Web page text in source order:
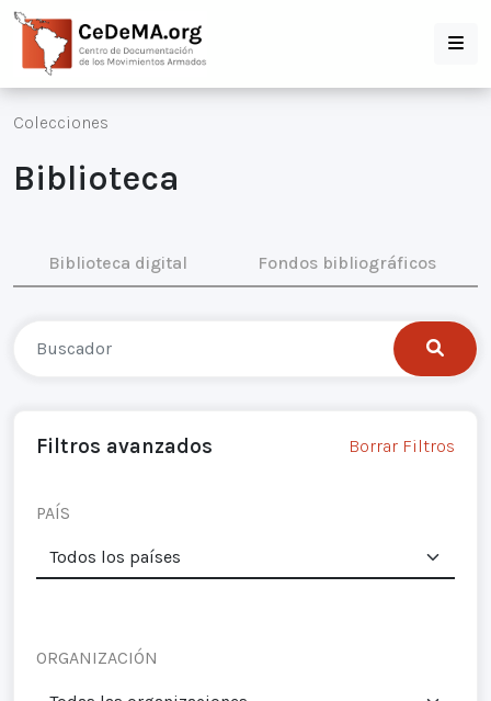
Colecciones
Biblioteca
Biblioteca digital Fondos bibliográficos
Filtros avanzados Borrar Filtros
PAÍS
ORGANIZACIÓN